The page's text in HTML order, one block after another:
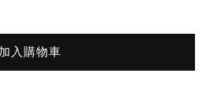
加入購物車